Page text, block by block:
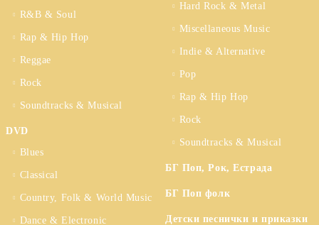
R&B & Soul
Rap & Hip Hop
Reggae
Rock
Soundtracks & Musical
DVD
Blues
Classical
Country, Folk & World Music
Dance & Electronic
Hard Rock & Metal
Miscellaneous Music
Indie & Alternative
Pop
Rap & Hip Hop
Rock
Soundtracks & Musical
БГ Поп, Рок, Естрада
БГ Поп фолк
Детски песнички и приказки